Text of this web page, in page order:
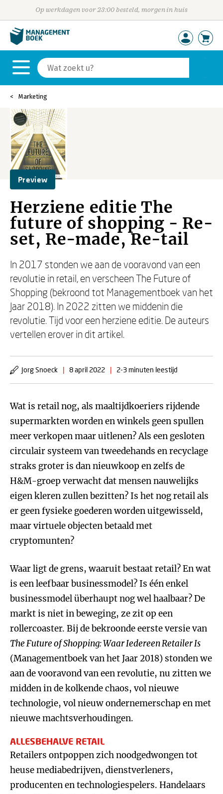
Op werkdagen voor 23:00 besteld, morgen in huis
Marketing
Preview
Herziene editie The
future of shopping - Re-
set, Re-made, Re-tail
In 2017 stonden we aan de vooravond van een
revolutie in retail, en verscheen The Future of
Shopping (bekroond tot Managementboek van het
Jaar 2018). In 2022 zitten we middenin die
revolutie. Tijd voor een herziene editie. De auteurs
vertellen erover in dit artikel.
Jorg Snoeck | 8 april 2022 | 2-3 minuten leestijd
Wat is retail nog, als maaltijdkoeriers rijdende
supermarkten worden en winkels geen spullen
meer verkopen maar uitlenen? Als een gesloten
circulair systeem van tweedehands en recyclage
straks groter is dan nieuwkoop en zelfs de
H&M-groep verwacht dat mensen nauwelijks
eigen kleren zullen bezitten? Is het nog retail als
er geen fysieke goederen worden uitgewisseld,
maar virtuele objecten betaald met
cryptomunten?
Waar ligt de grens, waaruit bestaat retail? En wat
is een leefbaar businessmodel? Is één enkel
businessmodel überhaupt nog wel haalbaar? De
markt is niet in beweging, ze zit op een
rollercoaster. Bij de bekroonde eerste versie van
The Future of Shopping: Waar Iedereen Retailer Is
(Managementboek van het Jaar 2018) stonden we
aan de vooravond van een revolutie, nu zitten we
midden in de kolkende chaos, vol nieuwe
technologie, vol nieuw ondernemerschap en met
nieuwe machtsverhoudingen.
ALLESBEHALVE RETAIL
Retailers ontpoppen zich noodgedwongen tot
heuse mediabedrijven, dienstverleners,
producenten en technologiespelers. Handelaars